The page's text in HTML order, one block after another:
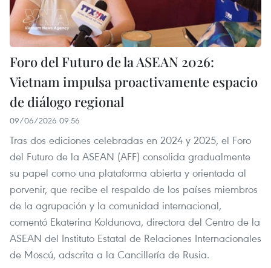
Foro del Futuro de la ASEAN 2026:
Vietnam impulsa proactivamente espacio
de diálogo regional
09/06/2026 09:56
Tras dos ediciones celebradas en 2024 y 2025, el Foro
del Futuro de la ASEAN (AFF) consolida gradualmente
su papel como una plataforma abierta y orientada al
porvenir, que recibe el respaldo de los países miembros
de la agrupación y la comunidad internacional,
comentó Ekaterina Koldunova, directora del Centro de la
ASEAN del Instituto Estatal de Relaciones Internacionales
de Moscú, adscrita a la Cancillería de Rusia.